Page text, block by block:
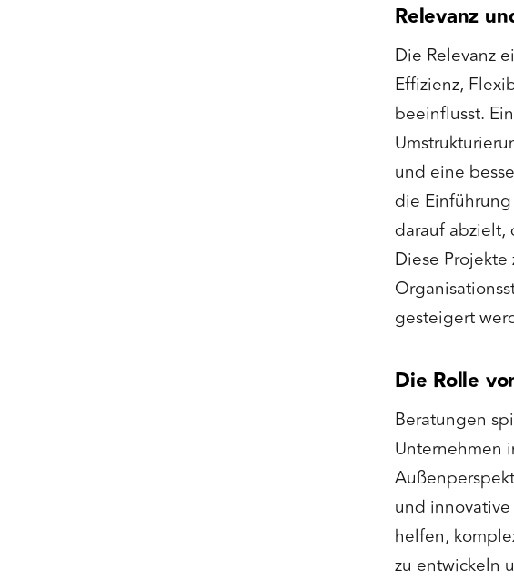
Relevanz
Die Relevanz
Effizienz,
beeinflusst.
und eine
die
darauf
Diese
gesteigert
Die Rolle
Beratungen
Unternehmen
und
helfen,
zu entwickeln